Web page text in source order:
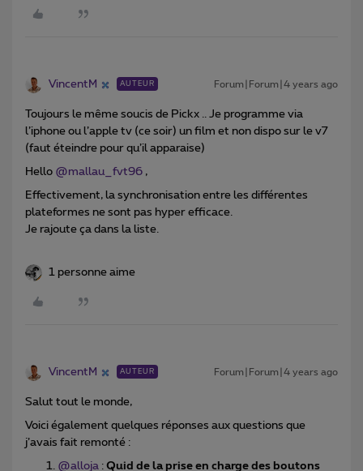
VincentM AUTEUR Forum|Forum|4 years ago
Toujours le même soucis de Pickx .. Je programme via
l’iphone ou l’apple tv (ce soir) un film et non dispo sur le v7
(faut éteindre pour qu’il apparaise)
Hello @mallau_fvt96 ,
Effectivement, la synchronisation entre les différentes
plateformes ne sont pas hyper efficace.
Je rajoute ça dans la liste.
1 personne aime
VincentM AUTEUR Forum|Forum|4 years ago
Salut tout le monde,
Voici également quelques réponses aux questions que
j’avais fait remonté :
@alloja : Quid de la prise en charge des boutons